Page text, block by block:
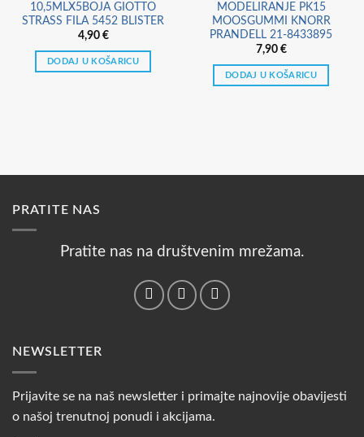
10,5MLX5BOJA GIOTTO
STRASS FILA 5452 BLISTER
4,90 €
DODAJ U KOŠARICU
MODELIRANJE PK15
MOOSGUMMI KNORR
PRANDELL 21-8433895
7,90 €
DODAJ U KOŠARICU
PRATITE NAS
Pratite nas na društvenim mrežama.
NEWSLETTER
Prijavite se na naš newsletter i primajte najnovije obavijesti
o našoj trenutnoj ponudi i akcijama.